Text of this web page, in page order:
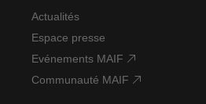
Actualités
Espace presse
Evénements MAIF
Communauté MAIF